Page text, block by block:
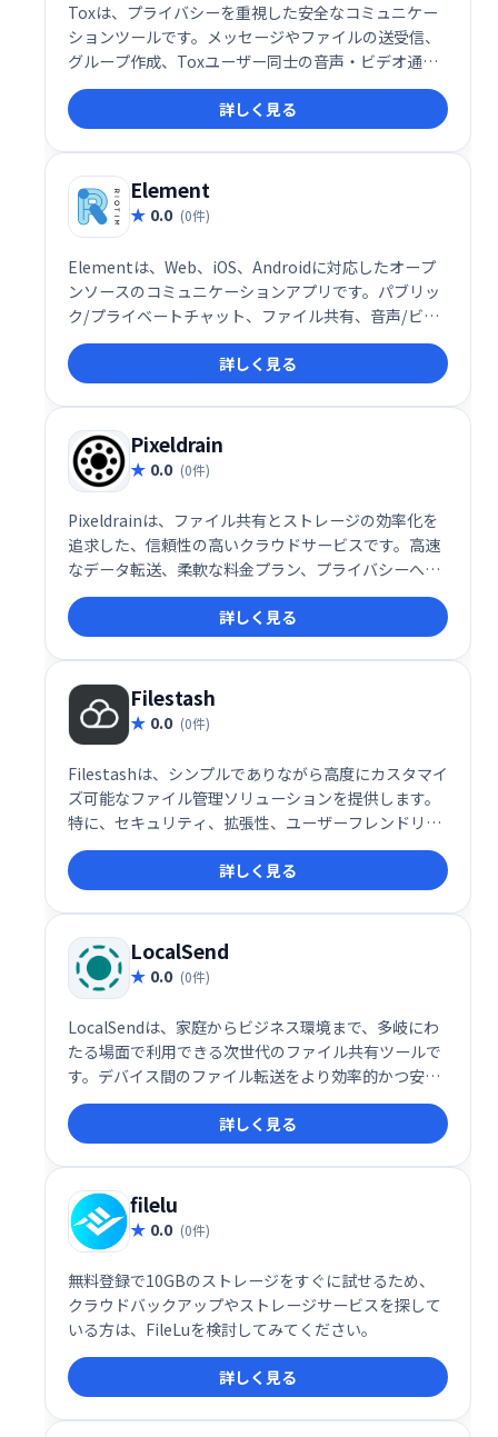
Toxは、プライバシーを重視した安全なコミュニケー
ションツールです。メッセージやファイルの送受信、
グループ作成、Toxユーザー同士の音声・ビデオ通話
などが可能です。個人情報の保護を最優先し、安全に
コミュニケーションを取ることができます。
詳しく見る
Element
0.0 (0件)
Elementは、Web、iOS、Androidに対応したオープ
ンソースのコミュニケーションアプリです。パブリッ
ク/プライベートチャット、ファイル共有、音声/ビデ
オ会議などを提供し、GitHubやJiraなどとの統合も可
能です。カジュアルなチャットから本格的なコラボレ
ーションまで、あらゆるニーズに対応します。
詳しく見る
Pixeldrain
0.0 (0件)
Pixeldrainは、ファイル共有とストレージの効率化を
追求した、信頼性の高いクラウドサービスです。高速
なデータ転送、柔軟な料金プラン、プライバシーへの
徹底した配慮により、個人ユーザーから企業まで幅広
い層に支持されています。特に、大容量ファイルを頻
繁に扱うクリエイターやプライバシーを重視する利用
者にとって、Pixeldrainは理想的な選択肢となるでし
ょう。
詳しく見る
Filestash
0.0 (0件)
Filestashは、シンプルでありながら高度にカスタマイ
ズ可能なファイル管理ソリューションを提供します。
特に、セキュリティ、拡張性、ユーザーフレンドリー
な操作性を重視する企業にとって理想的な選択肢で
す。企業のストレージ運用を次のレベルに引き上げる
ために、Filestashの導入を検討してみてはいかがでし
ょうか。
詳しく見る
LocalSend
0.0 (0件)
LocalSendは、家庭からビジネス環境まで、多岐にわ
たる場面で利用できる次世代のファイル共有ツールで
す。デバイス間のファイル転送をより効率的かつ安全
に行いたい方に、ぜひ一度試してみていただきたいサ
ービスです。
詳しく見る
filelu
0.0 (0件)
無料登録で10GBのストレージをすぐに試せるため、
クラウドバックアップやストレージサービスを探して
いる方は、FileLuを検討してみてください。
詳しく見る